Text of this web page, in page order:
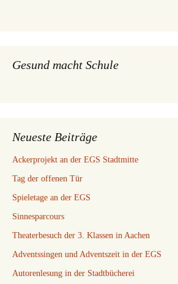
Gesund macht Schule
Neueste Beiträge
Ackerprojekt an der EGS Stadtmitte
Tag der offenen Tür
Spieletage an der EGS
Sinnesparcours
Theaterbesuch der 3. Klassen in Aachen
Adventssingen und Adventszeit in der EGS
Autorenlesung in der Stadtbücherei